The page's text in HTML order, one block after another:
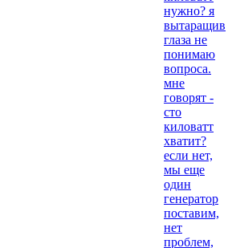
нужно? я
вытаращив
глаза не
понимаю
вопроса.
мне
говорят -
сто
киловатт
хватит?
если нет,
мы еще
один
генератор
поставим,
нет
проблем,